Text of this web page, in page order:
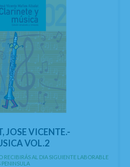
JOSE VICENTE.-
VOL.2
RECIBIRÁS AL DIA SIGUIENTE LABORABLE
PENINSULA